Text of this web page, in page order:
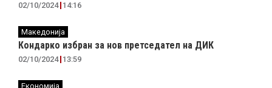
02/10/2024 14:16
Македонија
Кондарко избран за нов претседател на ДИК
02/10/2024 13:59
Економија